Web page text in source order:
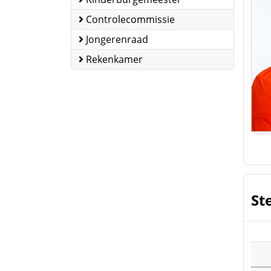
Controlecommissie
Jongerenraad
Rekenkamer